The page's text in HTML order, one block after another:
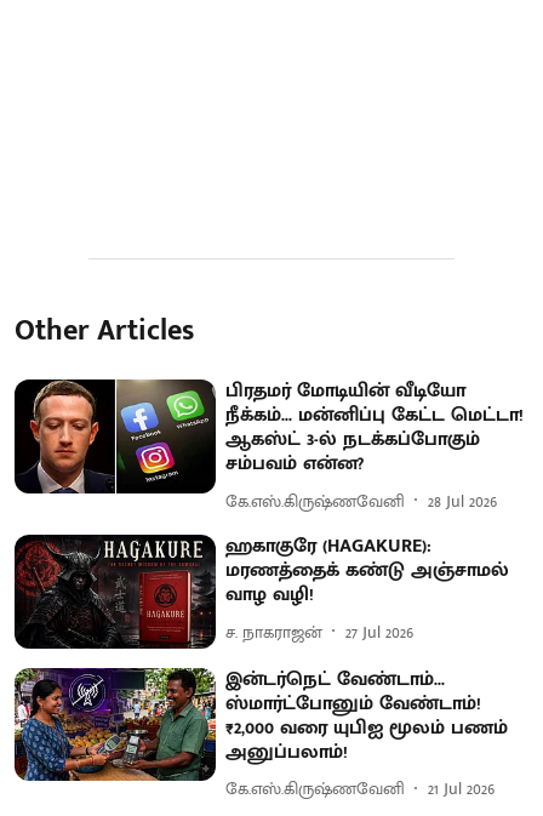
Other Articles
பிரதமர் மோடியின் வீடியோ
நீக்கம்... மன்னிப்பு கேட்ட மெட்டா!
ஆகஸ்ட் 3-ல் நடக்கப்போகும்
சம்பவம் என்ன?
கே.எஸ்.கிருஷ்ணவேனி 28 Jul 2026
ஹகாகுரே (HAGAKURE):
மரணத்தைக் கண்டு அஞ்சாமல்
வாழ வழி!
ச. நாகராஜன் 27 Jul 2026
இன்டர்நெட் வேண்டாம்...
ஸ்மார்ட்போனும் வேண்டாம்!
₹2,000 வரை யுபிஐ மூலம் பணம்
அனுப்பலாம்!
கே.எஸ்.கிருஷ்ணவேனி 21 Jul 2026